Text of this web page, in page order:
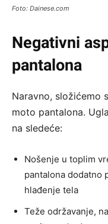
Foto: Dainese.com
Negativni
pantalona
Naravno, složićemo
moto pantalona.
na sledeće:
Nošenje u toplim
pantalona dodatno
hlađenje tela
Teže održavanje,